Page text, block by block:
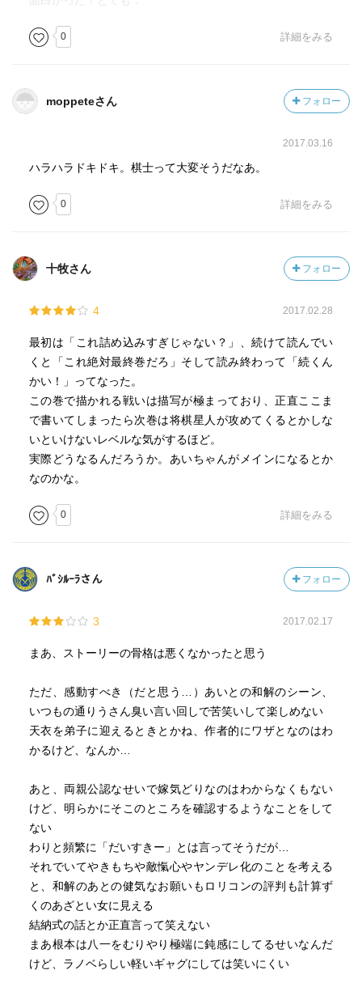
0 詳細をみる
moppeteさん フォロー
2017.03.16
ハラハラドキドキ。棋士って大変そうだなあ。
0 詳細をみる
十牧さん フォロー
4 2017.02.28
最初は「これ詰め込みすぎじゃない？」、続けて読んでい
くと「これ絶対最終巻だろ」そして読み終わって「続くん
かい！」ってなった。
この巻で描かれる戦いは描写が極まっており、正直ここま
で書いてしまったら次巻は将棋星人が攻めてくるとかしな
いといけないレベルな気がするほど。
実際どうなるんだろうか。あいちゃんがメインになるとか
なのかな。
0 詳細をみる
ﾊﾞｼﾙｰﾗさん フォロー
3 2017.02.17
まあ、ストーリーの骨格は悪くなかったと思う
ただ、感動すべき（だと思う…）あいとの和解のシーン、
いつもの通りうさん臭い言い回しで苦笑いして楽しめない
天衣を弟子に迎えるときとかね、作者的にワザとなのはわ
かるけど、なんか…
あと、両親公認なせいで嫁気どりなのはわからなくもない
けど、明らかにそこのところを確認するようなことをして
ない
わりと頻繁に「だいすきー」とは言ってそうだが…
それでいてやきもちや敵愾心やヤンデレ化のことを考える
と、和解のあとの健気なお願いもロリコンの評判も計算ず
くのあざとい女に見える
結納式の話とか正直言って笑えない
まあ根本は八一をむりやり極端に鈍感にしてるせいなんだ
けど、ラノベらしい軽いギャグにしては笑いにくい